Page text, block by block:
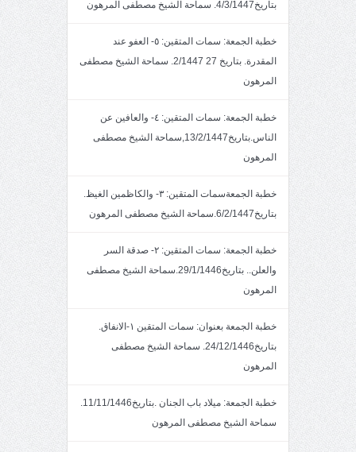
بتاريخ4/3/1447. سماحة الشيخ مصطفى المرهون
خطبة الجمعة: سمات المتقين: ٥- العفو عند
المقدرة. بتاريخ 27 2/1447. سماحة الشيخ مصطفى
المرهون
خطبة الجمعة: سمات المتقين: ٤- والعافين عن
الناس.بتاريخ13/2/1447,سماحة الشيخ مصطفى
المرهون
خطبة الجمعةسمات المتقين: ٣- والكاظمين الغيظ.
بتاريخ6/2/1447.سماحة الشيخ مصطفى المرهون
خطبة الجمعة: سمات المتقين: ٢- صدقة السر
والعلن.. بتاريخ29/1/1446.سماحة الشيخ مصطفى
المرهون
خطبة الجمعة بعنوان: سمات المتقين ١-الانفاق.
بتاريخ24/12/1446. سماحة الشيخ مصطفى
المرهون
خطبة الجمعة: ميلاد باب الجنان .بتاريخ11/11/1446.
سماحة الشيخ مصطفى المرهون